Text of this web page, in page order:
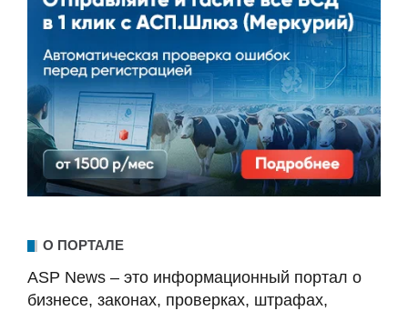
О ПОРТАЛЕ
ASP News – это информационный портал о
бизнесе, законах, проверках, штрафах,